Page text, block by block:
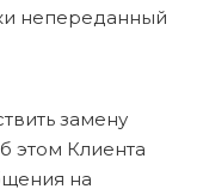
непереданный
замену
этом Клиента
на